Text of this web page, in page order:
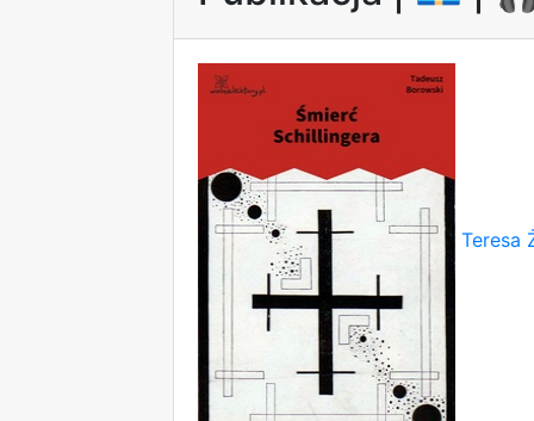
Teresa